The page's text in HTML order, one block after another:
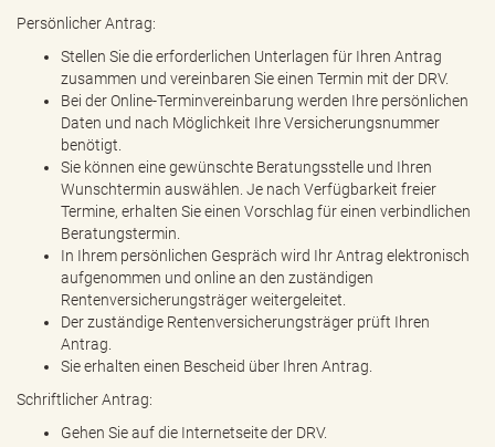
Persönlicher Antrag:
Stellen Sie die erforderlichen Unterlagen für Ihren Antrag
zusammen und vereinbaren Sie einen Termin mit der DRV.
Bei der Online-Terminvereinbarung werden Ihre persönlichen
Daten und nach Möglichkeit Ihre Versicherungsnummer
benötigt.
Sie können eine gewünschte Beratungsstelle und Ihren
Wunschtermin auswählen. Je nach Verfügbarkeit freier
Termine, erhalten Sie einen Vorschlag für einen verbindlichen
Beratungstermin.
In Ihrem persönlichen Gespräch wird Ihr Antrag elektronisch
aufgenommen und online an den zuständigen
Rentenversicherungsträger weitergeleitet.
Der zuständige Rentenversicherungsträger prüft Ihren
Antrag.
Sie erhalten einen Bescheid über Ihren Antrag.
Schriftlicher Antrag:
Gehen Sie auf die Internetseite der DRV.